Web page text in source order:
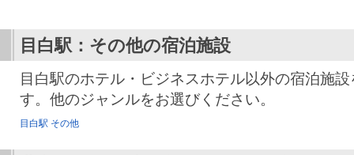
目白駅：その他の宿泊施設
目白駅のホテル・ビジネスホテル以外の宿泊施
す。他のジャンルをお選びください。
目白駅 その他